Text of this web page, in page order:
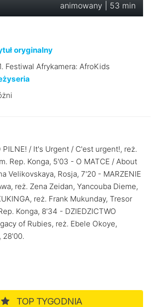
animowany | 53 min
oryginalny
Festiwal Afrykamera: AfroKids
/ It's Urgent / C'est urgent!, reż.
Rep. Konga, 5'03 - O MATCE / About
Velikovskaya, Rosja, 7'20 - MARZENIE
reż. Zena Zeidan, Yancouba Dieme,
reż. Frank Mukunday, Tresor
Konga, 8'34 - DZIEDZICTWO
of Rubies, reż. Ebele Okoye,
28'00.
TOP TYGODNIA